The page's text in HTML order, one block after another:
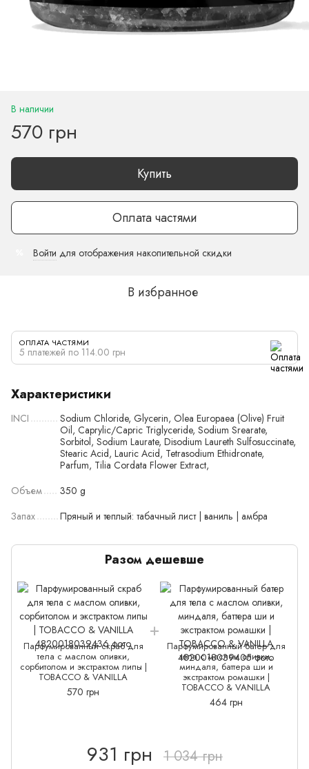
В наличии
570 грн
Купить
Оплата частями
Войти для отображения накопительной скидки
В избранное
ОПЛАТА ЧАСТЯМИ
5 платежей по 114.00 грн
Характеристики
INCI
Sodium Chloride, Glycerin, Olea Europaea (Olive) Fruit
Oil, Caprylic/Capric Triglyceride, Sodium Srearate,
Sorbitol, Sodium Laurate, Disodium Laureth Sulfosuccinate,
Stearic Acid, Lauric Acid, Tetrasodium Ethidronate,
Parfum, Tilia Cordata Flower Extract,
Объем
350 g
Запах
Пряный и теплый: табачный лист | ваниль | амбра
Разом дешевше
Парфумированный скраб для
тела с маслом оливки,
сорбитолом и экстрактом липы |
TOBACCO & VANILLA
570 грн
Парфумированный батер для
тела с маслом оливки,
миндаля, баттера ши и
экстрактом ромашки |
TOBACCO & VANILLA
464 грн
931 грн 1 034 грн